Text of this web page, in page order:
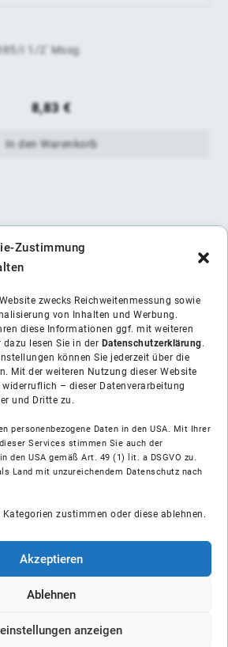
Zustimmung
zwecks Reichweitenmessung sowie
von Inhalten und Werbung.
diese Informationen ggf. mit weiteren
dazu lesen Sie in der Datenschutzerklärung.
können Sie jederzeit über die
Mit der weiteren Nutzung dieser Website
– dieser Datenverarbeitung
und Dritte zu.
personenbezogene Daten in den USA. Mit Ihrer
Services stimmen Sie auch der
den USA gemäß Art. 49 (1) lit. a DSGVO zu.
Land mit unzureichendem Datenschutz nach
Kategorien zustimmen oder diese ablehnen.
Akzeptieren
Ablehnen
anzeigen
Gewindestueck Fig.385/I 1/2' Mssg.
8,83€
In den Warenkorb